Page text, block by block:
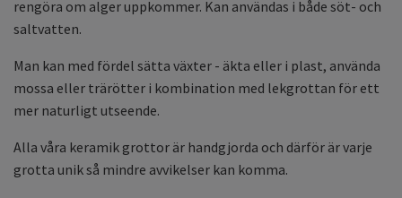
rengöra om alger uppkommer. Kan användas i både söt- och
saltvatten.
Man kan med fördel sätta växter - äkta eller i plast, använda
mossa eller trärötter i kombination med lekgrottan för ett
mer naturligt utseende.
Alla våra keramik grottor är handgjorda och därför är varje
grotta unik så mindre avvikelser kan komma.